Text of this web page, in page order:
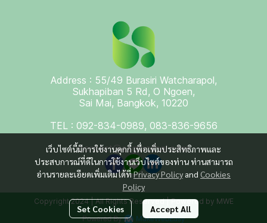
เว็บไซต์นี้มีการใช้งานคุกกี้ เพื่อเพิ่มประสิทธิภาพและ
ประสบการณ์ที่ดีในการใช้งานเว็บไซต์ของท่าน ท่านสามารถ
อ่านรายละเอียดเพิ่มเติมได้ที่Privacy Policy and Cookies
Policy
Set Cookies Accept All
Address : 55/49 Burasiri Watcharapol,
Sukhapiban 5 Rd, O Ngoen,
Sai Mai, Bangkok, 10220
TEL : 092-834-0989, 083-836-9656
contact@esgprothai.com
Copyright 2024 | All Rights Reserved | Powered by MWE
Powered By MakeWebEasy